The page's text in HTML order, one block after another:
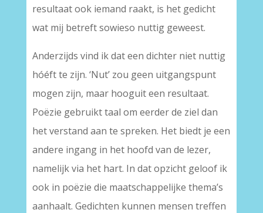
resultaat ook iemand raakt, is het gedicht
wat mij betreft sowieso nuttig geweest.
Anderzijds vind ik dat een dichter niet nuttig
hóéft te zijn. ‘Nut’ zou geen uitgangspunt
mogen zijn, maar hooguit een resultaat.
Poëzie gebruikt taal om eerder de ziel dan
het verstand aan te spreken. Het biedt je een
andere ingang in het hoofd van de lezer,
namelijk via het hart. In dat opzicht geloof ik
ook in poëzie die maatschappelijke thema’s
aanhaalt. Gedichten kunnen mensen treffen